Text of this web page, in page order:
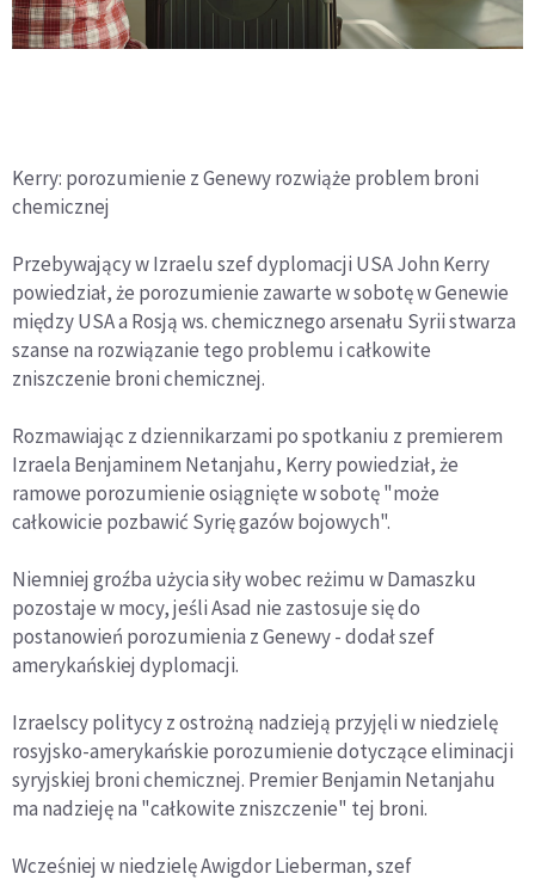
Kerry: porozumienie z Genewy rozwiąże problem broni
chemicznej
Przebywający w Izraelu szef dyplomacji USA John Kerry
powiedział, że porozumienie zawarte w sobotę w Genewie
między USA a Rosją ws. chemicznego arsenału Syrii stwarza
szanse na rozwiązanie tego problemu i całkowite
zniszczenie broni chemicznej.
Rozmawiając z dziennikarzami po spotkaniu z premierem
Izraela Benjaminem Netanjahu, Kerry powiedział, że
ramowe porozumienie osiągnięte w sobotę "może
całkowicie pozbawić Syrię gazów bojowych".
Niemniej groźba użycia siły wobec reżimu w Damaszku
pozostaje w mocy, jeśli Asad nie zastosuje się do
postanowień porozumienia z Genewy - dodał szef
amerykańskiej dyplomacji.
Izraelscy politycy z ostrożną nadzieją przyjęli w niedzielę
rosyjsko-amerykańskie porozumienie dotyczące eliminacji
syryjskiej broni chemicznej. Premier Benjamin Netanjahu
ma nadzieję na "całkowite zniszczenie" tej broni.
Wcześniej w niedzielę Awigdor Lieberman, szef